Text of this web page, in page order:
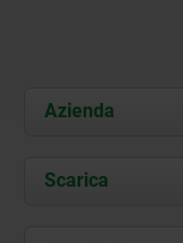
Azienda
Chi siamo
Scarica